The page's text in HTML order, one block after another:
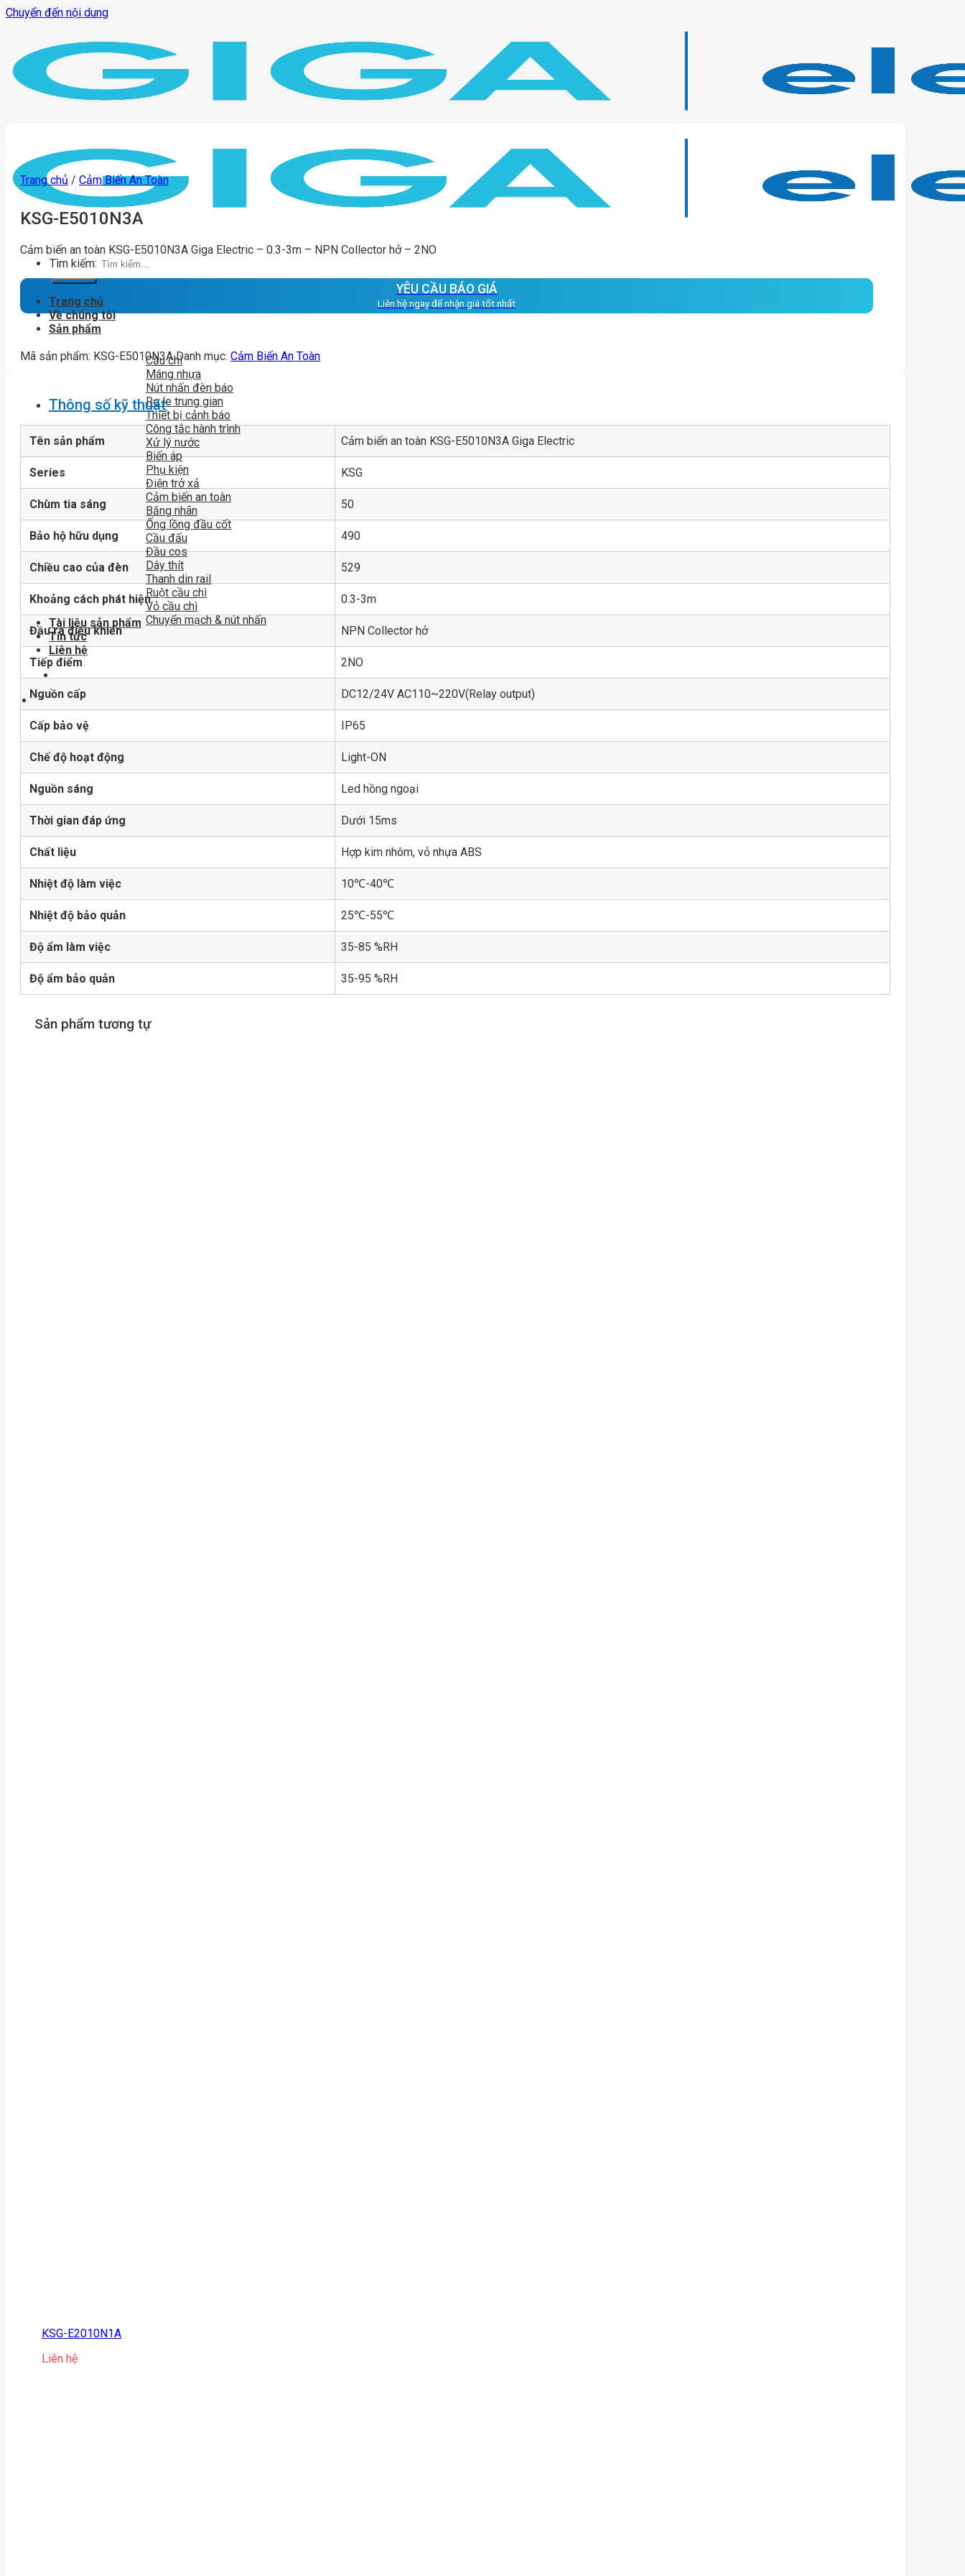
Chuyển đến nội dung
Tìm kiếm:
Trang chủ
Về chúng tôi
Sản phẩm
Cầu chì
Máng nhựa
Nút nhấn đèn báo
Rơ le trung gian
Thiết bị cảnh báo
Công tắc hành trình
Xử lý nước
Biến áp
Phụ kiện
Điện trở xả
Cảm biến an toàn
Băng nhãn
Ống lồng đầu cốt
Cầu đấu
Đầu cos
Dây thít
Thanh din rail
Ruột cầu chì
Vỏ cầu chì
Chuyển mạch & nút nhấn
Tài liệu sản phẩm
Tin tức
Liên hệ
Trang chủ / Cảm Biến An Toàn
KSG-E5010N3A
Cảm biến an toàn KSG-E5010N3A Giga Electric – 0.3-3m – NPN Collector hở – 2NO
YÊU CẦU BÁO GIÁ
Liên hệ ngay để nhận giá tốt nhất
Mã sản phẩm: KSG-E5010N3A Danh mục: Cảm Biến An Toàn
Thông số kỹ thuật
Tên sản phẩm Cảm biến an toàn KSG-E5010N3A Giga Electric
Series KSG
Chùm tia sáng 50
Bảo hộ hữu dụng 490
Chiều cao của đèn 529
Khoảng cách phát hiện 0.3-3m
Đầu ra điều khiển NPN Collector hở
Tiếp điểm 2NO
Nguồn cấp DC12/24V AC110~220V(Relay output)
Cấp bảo vệ IP65
Chế độ hoạt động Light-ON
Nguồn sáng Led hồng ngoại
Thời gian đáp ứng Dưới 15ms
Chất liệu Hợp kim nhôm, vỏ nhựa ABS
Nhiệt độ làm việc 10℃-40℃
Nhiệt độ bảo quản 25℃-55℃
Độ ẩm làm việc 35-85 %RH
Độ ẩm bảo quản 35-95 %RH
Sản phẩm tương tự
KSG-E2010N1A
Liên hệ